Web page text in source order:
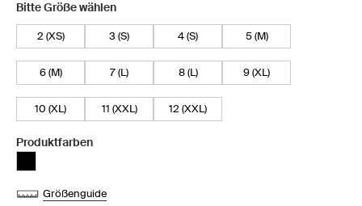
Bitte Größe wählen
2 (XS) 3 (S) 4 (S) 5 (M)
6 (M) 7 (L) 8 (L) 9 (XL)
10 (XL) 11 (XXL) 12 (XXL)
Produktfarben
Größenguide